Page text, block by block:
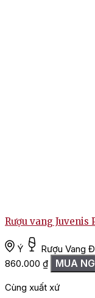
Rượu vang
Ý Rượu Vang
860.000 ₫ MUA
Cùng xuất xứ